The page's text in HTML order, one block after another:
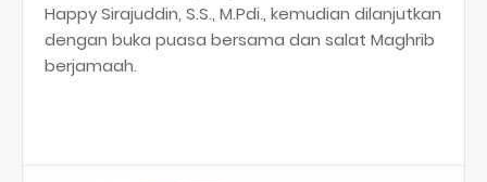
Happy Sirajuddin, S.S., M.Pdi., kemudian dilanjutkan
dengan buka puasa bersama dan salat Maghrib
berjamaah.